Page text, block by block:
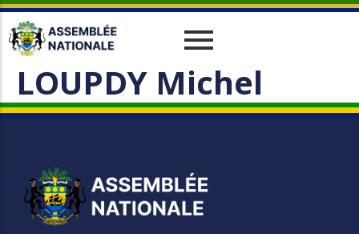
Historique
Missions
Administration
Vos Députés
Travaux
Relations Interparlementaires
Actualités
Evènements
LOUPDY Michel